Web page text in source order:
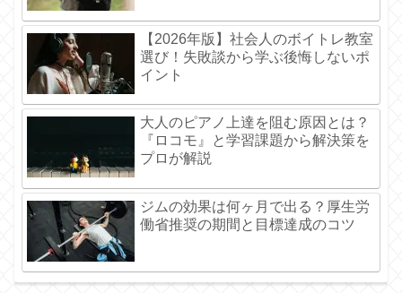
【2026年版】社会人のボイトレ教室
選び！失敗談から学ぶ後悔しないポ
イント
大人のピアノ上達を阻む原因とは？
『ロコモ』と学習課題から解決策を
プロが解説
ジムの効果は何ヶ月で出る？厚生労
働省推奨の期間と目標達成のコツ